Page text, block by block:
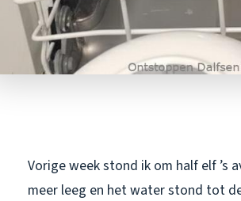
Vorige week stond ik om half elf ’s
meer leeg en het water stond tot